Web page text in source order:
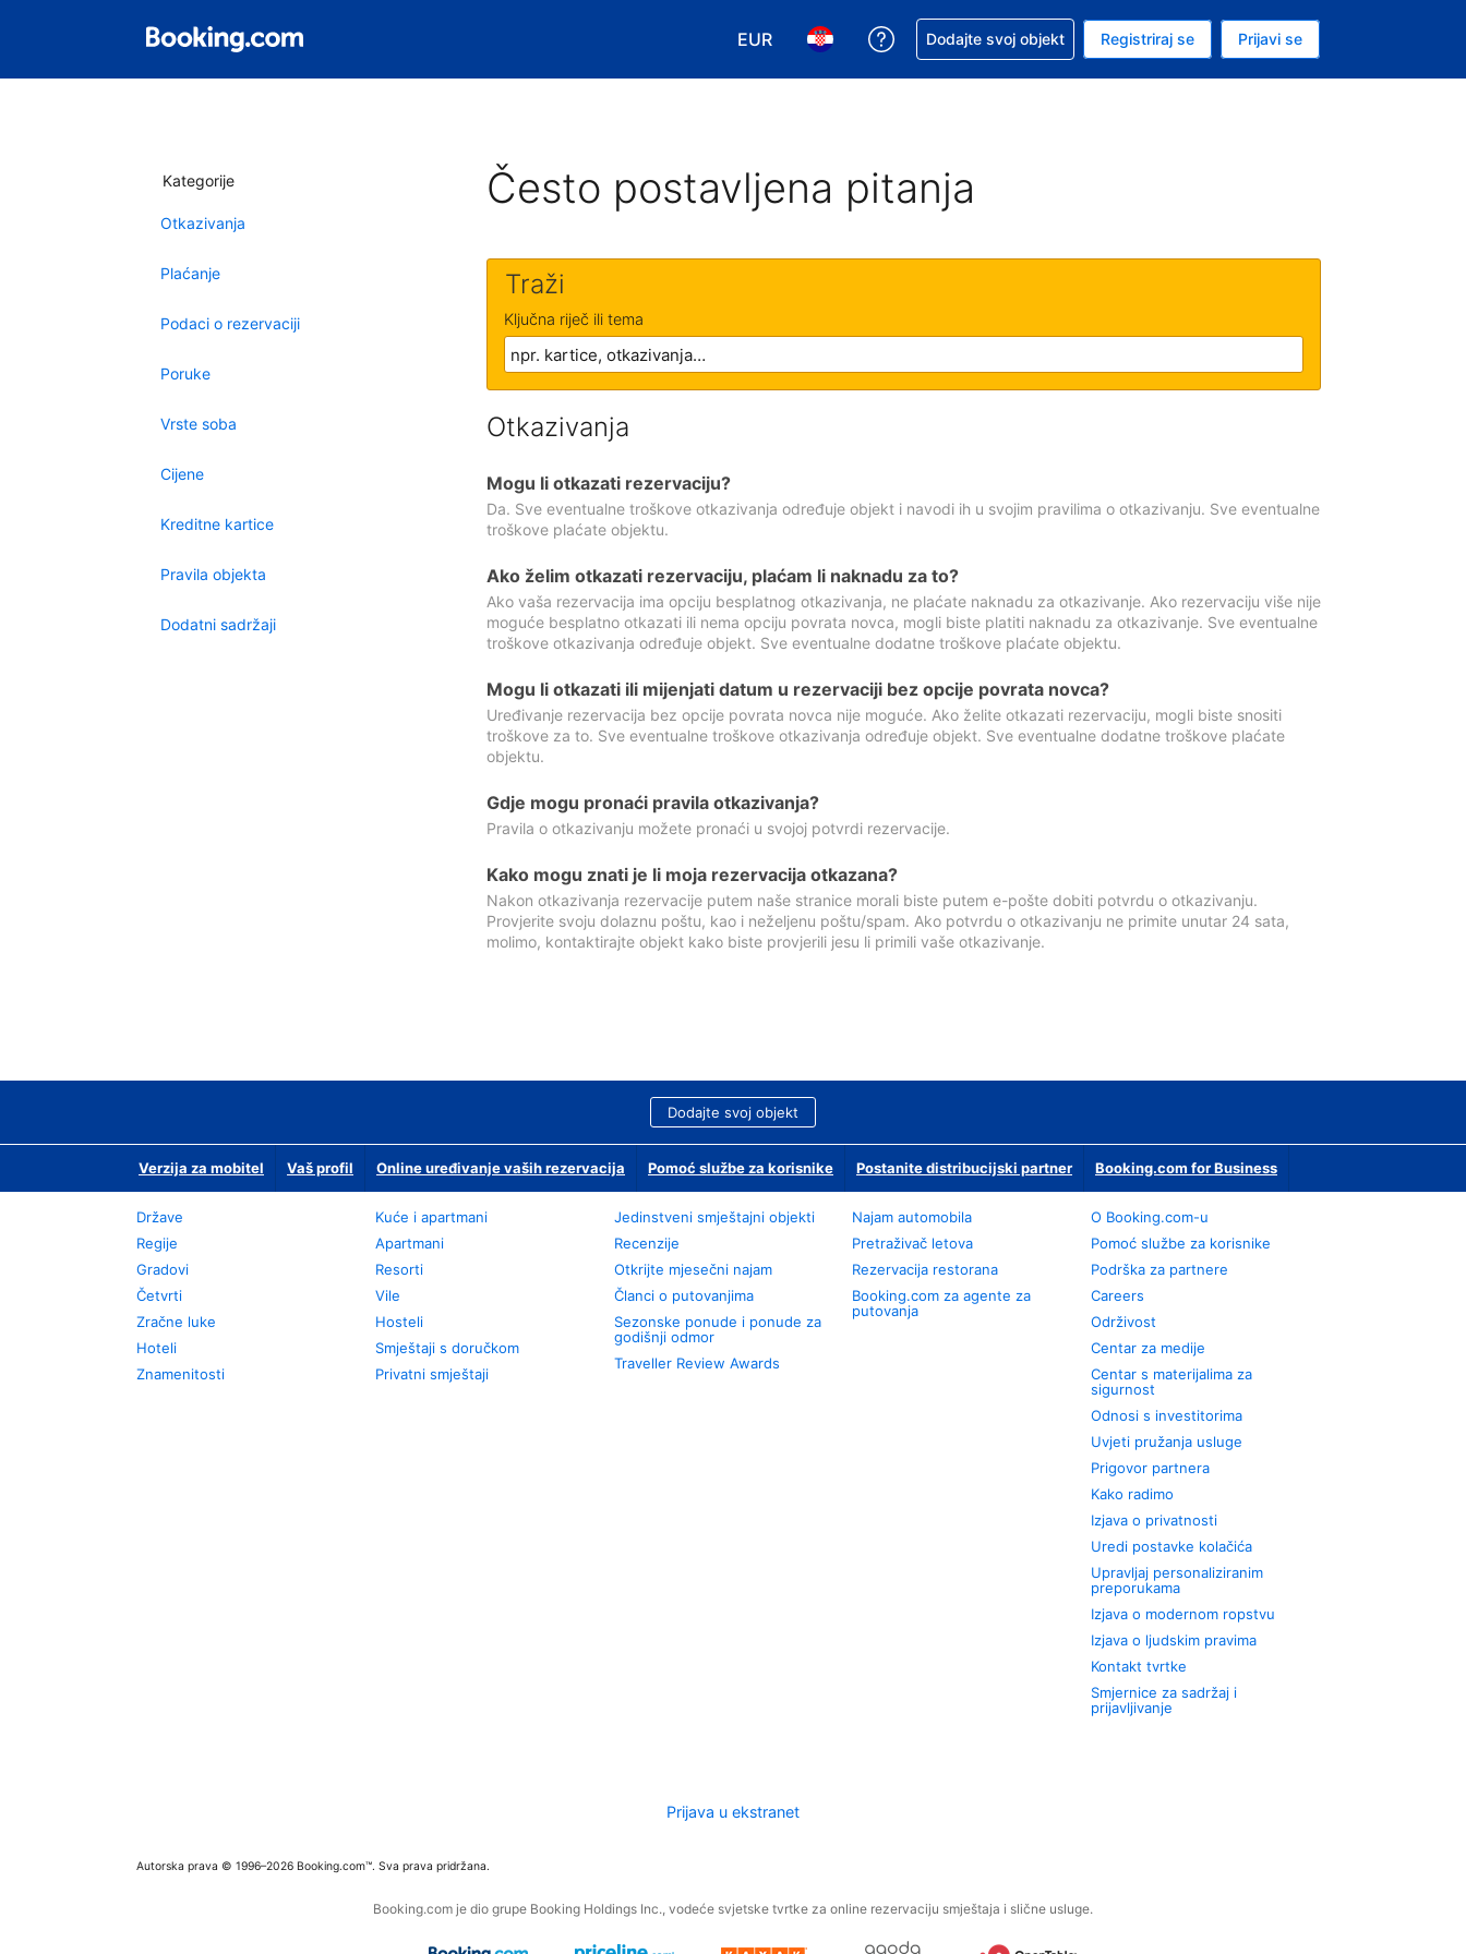
EUR
Odaberite valutu. Vaša je trenutačna valuta EUR
Odaberite svoj jezik. Vaš je trenutačni jezik Hrvatskom
Zatražite pomoć sa svojom rezervacijom
Dodajte svoj objekt Registriraj se Prijavi se
Kategorije
Otkazivanja
Plaćanje
Podaci o rezervaciji
Poruke
Vrste soba
Cijene
Kreditne kartice
Pravila objekta
Dodatni sadržaji
Često postavljena pitanja
Traži
Ključna riječ ili tema
Otkazivanja
Mogu li otkazati rezervaciju?
Da. Sve eventualne troškove otkazivanja određuje objekt i navodi ih u svojim pravilima o otkazivanju. Sve eventualne
troškove plaćate objektu.
Ako želim otkazati rezervaciju, plaćam li naknadu za to?
Ako vaša rezervacija ima opciju besplatnog otkazivanja, ne plaćate naknadu za otkazivanje. Ako rezervaciju više nije
moguće besplatno otkazati ili nema opciju povrata novca, mogli biste platiti naknadu za otkazivanje. Sve eventualne
troškove otkazivanja određuje objekt. Sve eventualne dodatne troškove plaćate objektu.
Mogu li otkazati ili mijenjati datum u rezervaciji bez opcije povrata novca?
Uređivanje rezervacija bez opcije povrata novca nije moguće. Ako želite otkazati rezervaciju, mogli biste snositi
troškove za to. Sve eventualne troškove otkazivanja određuje objekt. Sve eventualne dodatne troškove plaćate
objektu.
Gdje mogu pronaći pravila otkazivanja?
Pravila o otkazivanju možete pronaći u svojoj potvrdi rezervacije.
Kako mogu znati je li moja rezervacija otkazana?
Nakon otkazivanja rezervacije putem naše stranice morali biste putem e-pošte dobiti potvrdu o otkazivanju.
Provjerite svoju dolaznu poštu, kao i neželjenu poštu/spam. Ako potvrdu o otkazivanju ne primite unutar 24 sata,
molimo, kontaktirajte objekt kako biste provjerili jesu li primili vaše otkazivanje.
Dodajte svoj objekt
Verzija za mobitel Vaš profil Online uređivanje vaših rezervacija Pomoć službe za korisnike Postanite distribucijski partner Booking.com for Business
Države
Regije
Gradovi
Četvrti
Zračne luke
Hoteli
Znamenitosti
Kuće i apartmani
Apartmani
Resorti
Vile
Hosteli
Smještaji s doručkom
Privatni smještaji
Jedinstveni smještajni objekti
Recenzije
Otkrijte mjesečni najam
Članci o putovanjima
Sezonske ponude i ponude za
godišnji odmor
Traveller Review Awards
Najam automobila
Pretraživač letova
Rezervacija restorana
Booking.com za agente za
putovanja
O Booking.com-u
Pomoć službe za korisnike
Podrška za partnere
Careers
Održivost
Centar za medije
Centar s materijalima za
sigurnost
Odnosi s investitorima
Uvjeti pružanja usluge
Prigovor partnera
Kako radimo
Izjava o privatnosti
Uredi postavke kolačića
Upravljaj personaliziranim
preporukama
Izjava o modernom ropstvu
Izjava o ljudskim pravima
Kontakt tvrtke
Smjernice za sadržaj i
prijavljivanje
Prijava u ekstranet
Autorska prava © 1996–2026 Booking.com™. Sva prava pridržana.
Booking.com je dio grupe Booking Holdings Inc., vodeće svjetske tvrtke za online rezervaciju smještaja i slične usluge.